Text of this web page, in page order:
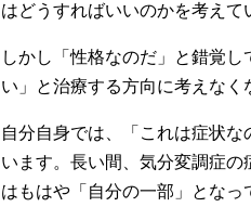
はどうすればいいのかを考えて
しかし「性格なのだ」と錯覚
い」と治療する方向に考えなく
自分自身では、「これは症状
います。長い間、気分変調症
はもはや「自分の一部」となっ